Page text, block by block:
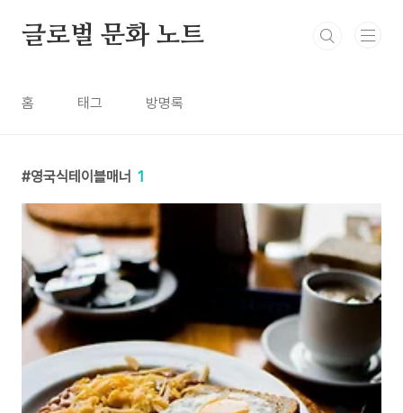
글로벌 문화 노트
홈 태그 방명록
영국식테이블매너 1